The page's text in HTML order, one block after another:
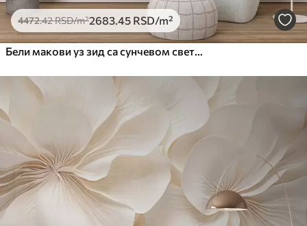
4472.42RSD/m²2683 .45 RSD/m²